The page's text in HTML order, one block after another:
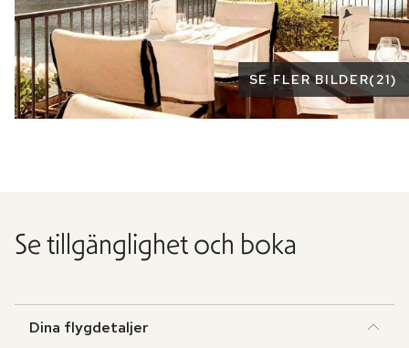
SE FLER BILDER(21)
Se tillgänglighet och boka
Dina flygdetaljer